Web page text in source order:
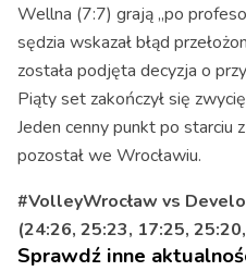
Wellna (7:7) grają „po
sędzia wskazał błąd
została podjęta decyzja o
Piąty set zakończył się
Jeden cenny punkt po starciu
pozostał we Wrocławiu.
#VolleyWrocław vs
(24:26, 25:23, 17:25,
Sprawdź inne